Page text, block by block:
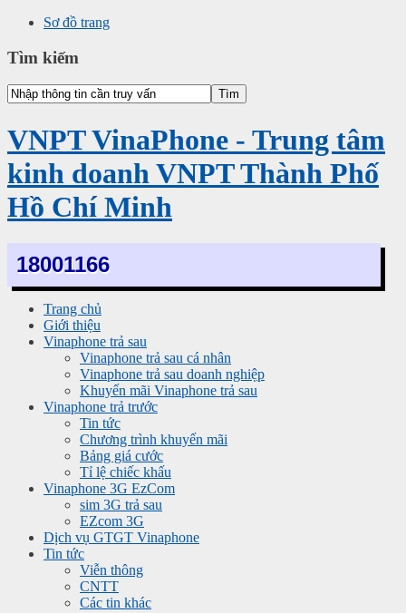
Sơ đồ trang
Tìm kiếm
VNPT VinaPhone - Trung tâm
kinh doanh VNPT Thành Phố
Hồ Chí Minh
18001166
Trang chủ
Giới thiệu
Vinaphone trả sau
Vinaphone trả sau cá nhân
Vinaphone trả sau doanh nghiệp
Khuyến mãi Vinaphone trả sau
Vinaphone trả trước
Tin tức
Chương trình khuyến mãi
Bảng giá cước
Tỉ lệ chiếc khấu
Vinaphone 3G EzCom
sim 3G trả sau
EZcom 3G
Dịch vụ GTGT Vinaphone
Tin tức
Viễn thông
CNTT
Các tin khác